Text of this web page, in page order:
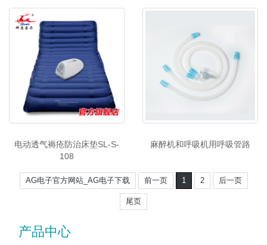
电动透气褥疮防治床垫SL-S-
108
麻醉机和呼吸机用呼吸管路
AG电子官方网站_AG电子下载 前一页 1 2 后一页
尾页
产品中心